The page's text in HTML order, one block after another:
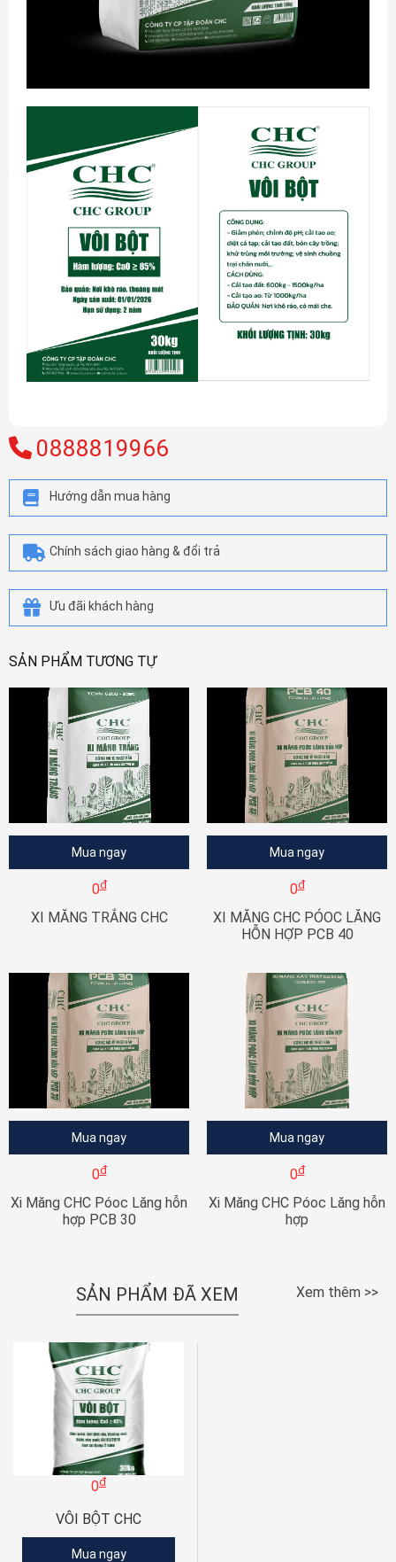
0888819966
Hướng dẫn mua hàng
Chính sách giao hàng & đổi trả
Ưu đãi khách hàng
SẢN PHẨM TƯƠNG TỰ
Mua ngay
0đ
XI MĂNG TRẮNG CHC
Mua ngay
0đ
XI MĂNG CHC PÓOC LĂNG
HỖN HỢP PCB 40
Mua ngay
0đ
Xi Măng CHC Póoc Lăng hỗn
hợp PCB 30
Mua ngay
0đ
Xi Măng CHC Póoc Lăng hỗn
hợp
SẢN PHẨM ĐÃ XEM Xem thêm >>
0đ
VÔI BỘT CHC
Mua ngay